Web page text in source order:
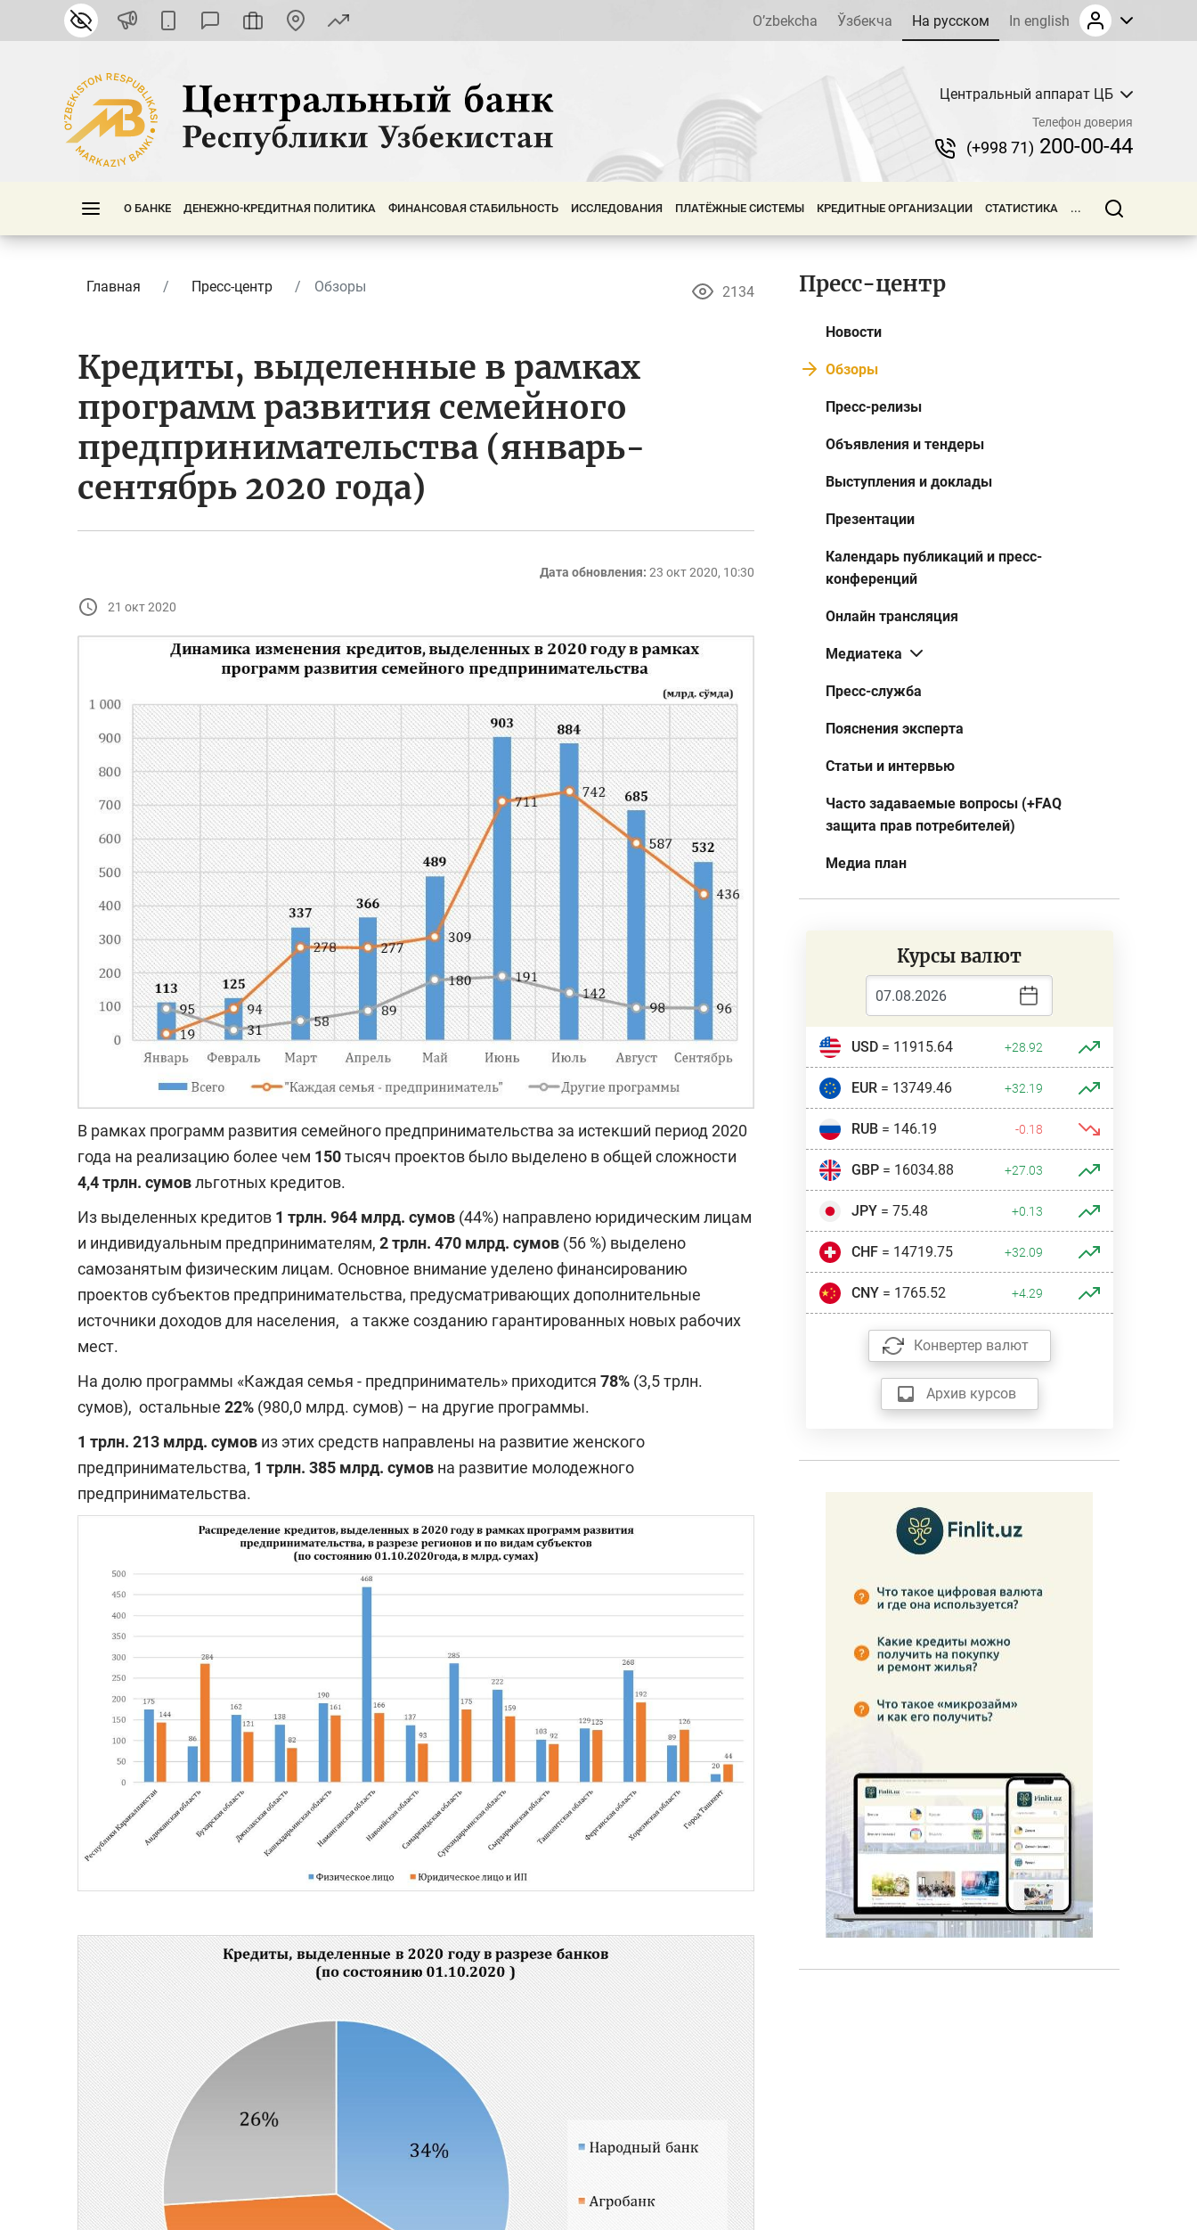
O’zbekcha Ўзбекча На русском In english
Центральный аппарат ЦБ
Телефон доверия
(+998 71) 200-00-44
О БАНКЕ ДЕНЕЖНО-КРЕДИТНАЯ ПОЛИТИКА ФИНАНСОВАЯ СТАБИЛЬНОСТЬ ИССЛЕДОВАНИЯ ПЛАТЁЖНЫЕ СИСТЕМЫ КРЕДИТНЫЕ ОРГАНИЗАЦИИ СТАТИСТИКА ...
Главная Пресс-центр Обзоры 2134
Кредиты, выделенные в рамках
программ развития семейного
предпринимательства (январь-
сентябрь 2020 года)
Дата обновления: 23 окт 2020, 10:30
21 окт 2020
В рамках программ развития семейного предпринимательства за истекший период 2020
года на реализацию более чем 150тысяч проектов было выделено в общей сложности
4,4 трлн. сумовльготных кредитов.
Из выделенных кредитов 1 трлн. 964 млрд. сумов (44%) направлено юридическим лицам
и индивидуальным предпринимателям, 2 трлн. 470 млрд. сумов (56 %) выделено
самозанятым физическим лицам. Основное внимание уделено финансированию
проектов субъектов предпринимательства, предусматривающих дополнительные
источники доходов для населения, а также созданию гарантированных новых рабочих
мест.
На долю программы «Каждая семья - предприниматель» приходится 78% (3,5 трлн.
сумов), остальные 22% (980,0 млрд. сумов) – на другие программы.
1 трлн. 213 млрд. сумов из этих средств направлены на развитие женского
предпринимательства, 1 трлн. 385 млрд. сумов на развитие молодежного
предпринимательства.
Пресс-центр
Новости
Обзоры
Пресс-релизы
Объявления и тендеры
Выступления и доклады
Презентации
Календарь публикаций и пресс-
конференций
Онлайн трансляция
Медиатека
Пресс-служба
Пояснения эксперта
Статьи и интервью
Часто задаваемые вопросы (+FAQ
защита прав потребителей)
Медиа план
Курсы валют
USD= 11915.64 +28.92
EUR= 13749.46 +32.19
RUB= 146.19 -0.18
GBP= 16034.88 +27.03
JPY= 75.48 +0.13
CHF= 14719.75 +32.09
CNY= 1765.52 +4.29
Конвертер валют
Архив курсов